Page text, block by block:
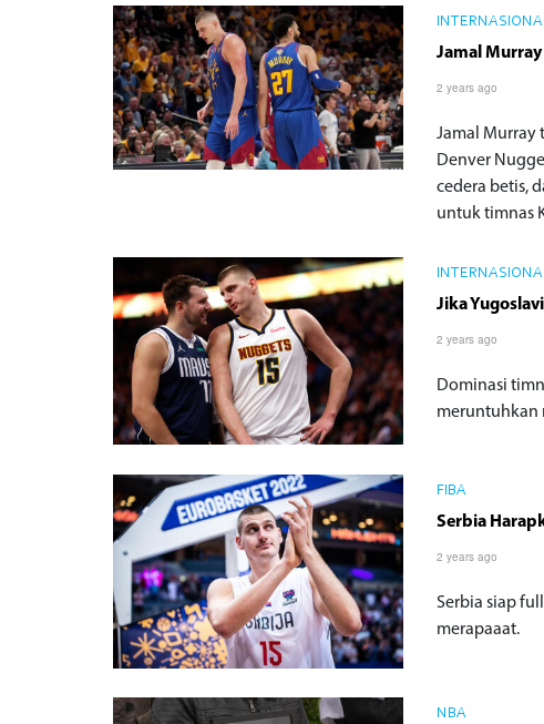
Jamal
2 years ago
Jamal Murray
Denver
cedera betis,
untuk timnas
Jika
2 years ago
Dominasi
meruntuhkan
FIBA
Serbia
2 years ago
Serbia siap
merapaaat.
NBA